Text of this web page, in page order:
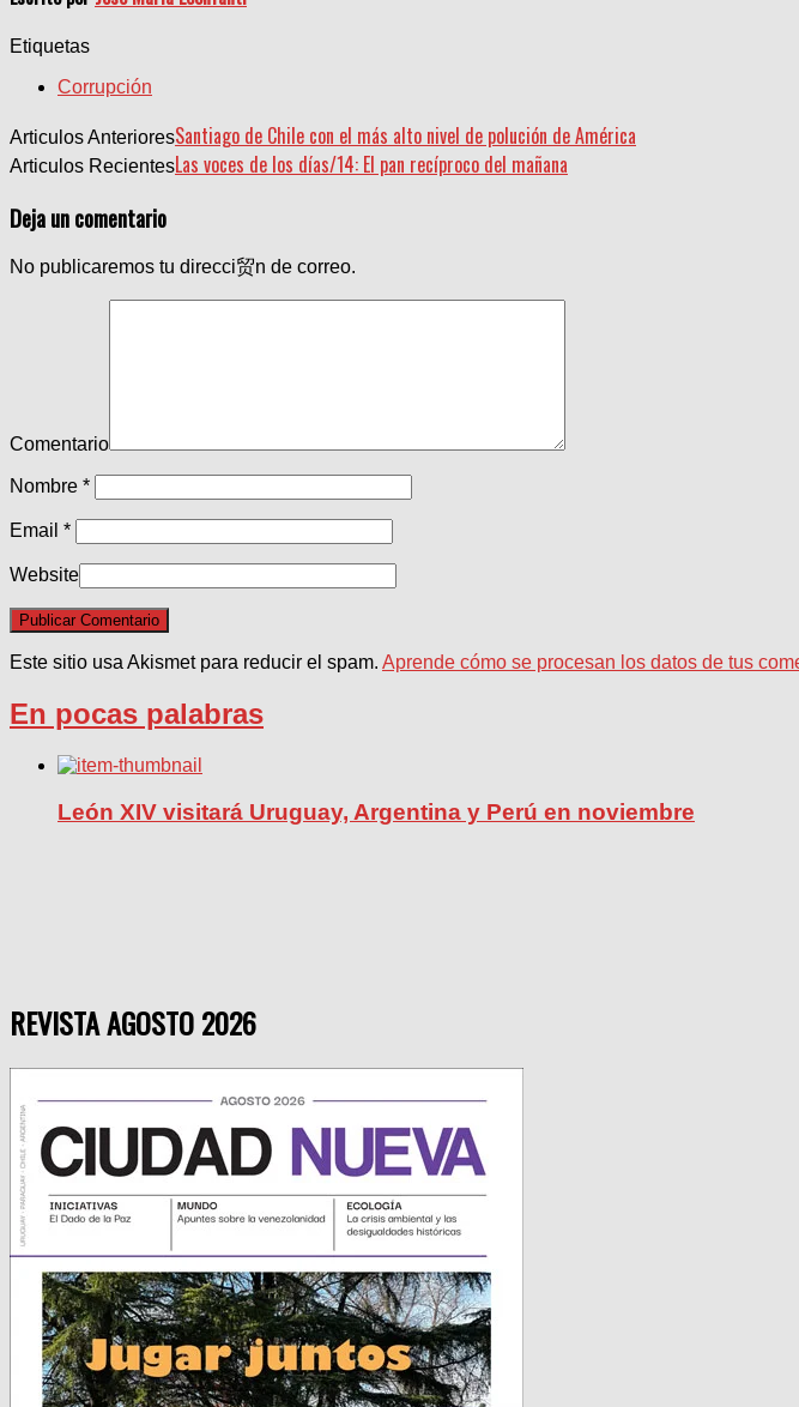
Etiquetas
Corrupción
Articulos AnterioresSantiago de Chile con el más alto nivel de polución de América
Articulos RecientesLas voces de los días/14: El pan recíproco del mañana
Deja un comentario
No publicaremos tu direcci贸n de correo.
Comentario
Nombre *
Email *
Website
Este sitio usa Akismet para reducir el spam. Aprende cómo se procesan los datos de tus
En pocas palabras
León XIV visitará Uruguay, Argentina y Perú en noviembre
REVISTA AGOSTO 2026